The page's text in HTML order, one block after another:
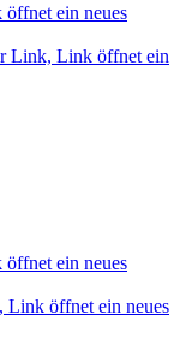
ein neues
Link, Link öffnet ein
ein neues
Link öffnet ein neues